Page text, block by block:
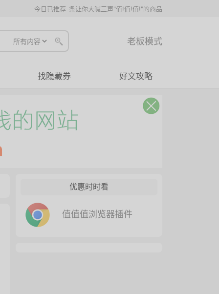
今日已推荐 条让你大喊三声"值!值!值!"的商品
老板模式
找隐藏券 好文攻略
优惠时时看
值值值浏览器插件